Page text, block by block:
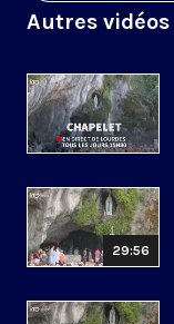
Autres
29:56